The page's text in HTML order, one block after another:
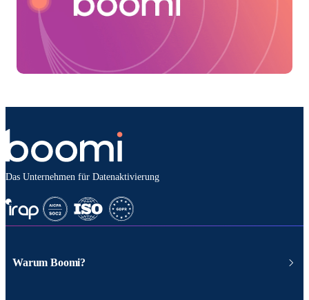
Das Unternehmen für Datenaktivierung
Warum Boomi?